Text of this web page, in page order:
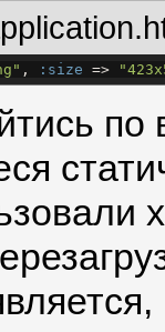
" , :size => "